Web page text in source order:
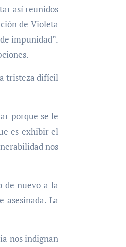
así reunidos
de Violeta
impunidad”.
tristeza difícil
porque se le
es exhibir el
nos
de nuevo a la
asesinada. La
nos indignan